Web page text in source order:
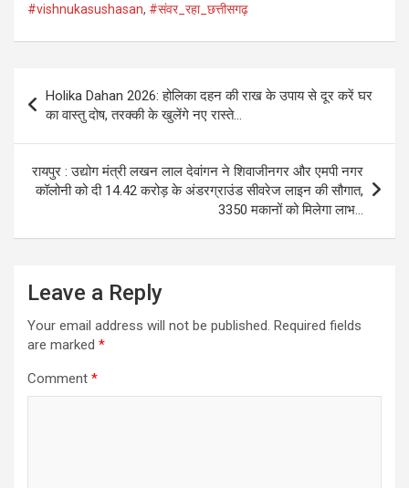
#vishnukasushasan, #संवर_रहा_छत्तीसगढ़
navigation
Holika Dahan 2026: होलिका दहन की राख के उपाय से दूर करें घर
का वास्तु दोष, तरक्की के खुलेंगे नए रास्ते…
रायपुर : उद्योग मंत्री लखन लाल देवांगन ने शिवाजीनगर और एमपी नगर
कॉलोनी को दी 14.42 करोड़ के अंडरग्राउंड सीवरेज लाइन की सौगात,
3350 मकानों को मिलेगा लाभ…
Leave a Reply
Your email address will not be published. Required fields
are marked *
Comment *